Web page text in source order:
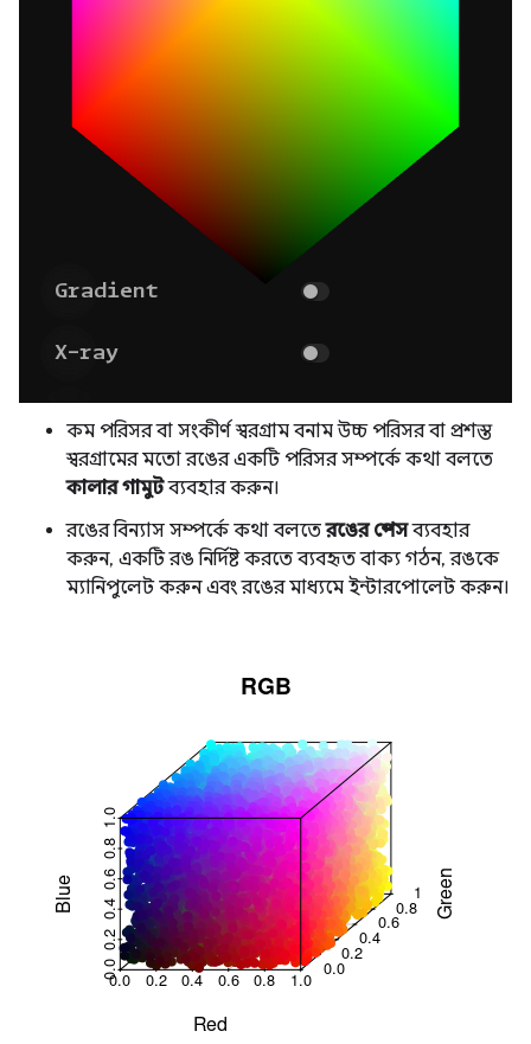
কম পরিসর বা সংকীর্ণ স্বরগ্রাম বনাম উচ্চ পরিসর বা প্রশস্ত
স্বরগ্রামের মতো রঙের একটি পরিসর সম্পর্কে কথা বলতে
কালার গামুটব্যবহার করুন।
রঙের বিন্যাস সম্পর্কে কথা বলতেরঙের স্পেসব্যবহার
করুন, একটি রঙ নির্দিষ্ট করতে ব্যবহৃত বাক্য গঠন, রঙকে
ম্যানিপুলেট করুন এবং রঙের মাধ্যমে ইন্টারপোলেট করুন।